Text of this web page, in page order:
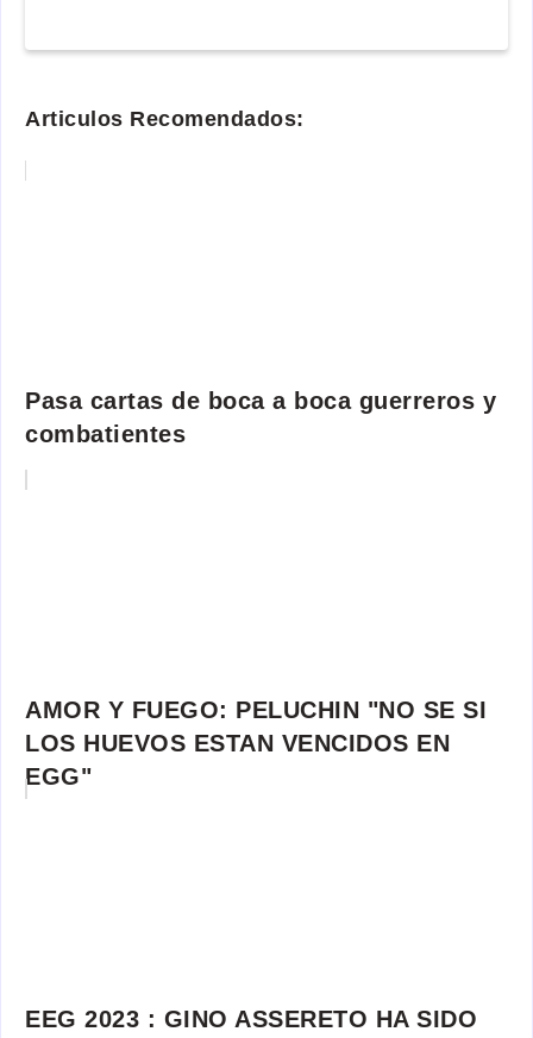
Articulos Recomendados:
Pasa cartas de boca a boca guerreros y
combatientes
AMOR Y FUEGO: PELUCHIN "NO SE SI
LOS HUEVOS ESTAN VENCIDOS EN
EGG"
EEG 2023 : GINO ASSERETO HA SIDO